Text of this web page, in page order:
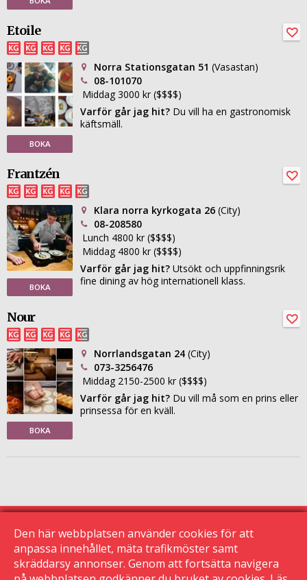
Etoile
BOKA
Norra Stationsgatan 51 (Vasastan)
08-101070
Middag 3000 kr ($$$$)
Varför går jag hit? Du vill ha en gastronomisk
käftsmäll.
Frantzén
BOKA
Klara norra kyrkogata 26 (City)
08-208580
Lunch 4800 kr ($$$$)
Middag 4800 kr ($$$$)
Varför går jag hit? Utsökt och uppfinningsrik
fine dining av hög internationell klass.
Nour
BOKA
Norrlandsgatan 24 (City)
073-3256476
Middag 2150-2500 kr ($$$$)
Varför går jag hit? Du vill må som en prins eller
prinsessa för en kväll.
© 2015 Krogguiden.se
113 24 Stockholm
Den här webbplatsen använder cookies för att
anpassa innehållet, mäta trafikmöster samt
skräddarsy annonser. Genom att fortsätta navigera